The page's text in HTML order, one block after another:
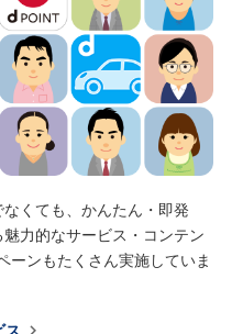
くても、かんたん・即発
力的なサービス・コンテン
ーンもたくさん実施していま